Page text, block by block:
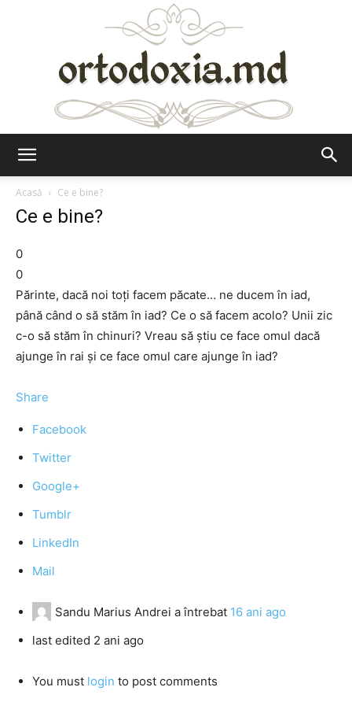
Acasă
Ce e bine?
Ce e bine?
0
0
Părinte, dacă noi toți facem păcate… ne ducem în iad,
până când o să stăm în iad? Ce o să facem acolo? Unii zic
c-o să stăm în chinuri? Vreau să știu ce face omul dacă
ajunge în rai și ce face omul care ajunge în iad?
Share
Facebook
Twitter
Google+
Tumblr
LinkedIn
Mail
Sandu Marius Andrei a întrebat 16 ani ago
last edited 2 ani ago
You must login to post comments